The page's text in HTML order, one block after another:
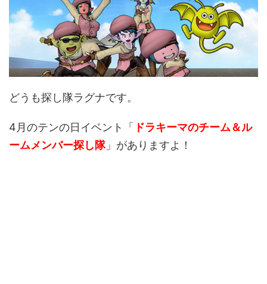
どうも探し隊ラグナです。
4月のテンの日イベント「 ドラキーマのチーム＆ル
ームメンバー探し隊」がありますよ！